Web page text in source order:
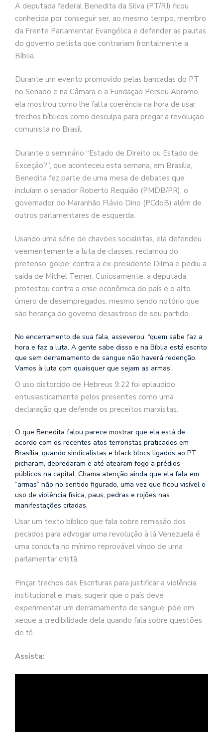
A deputada federal Benedita da Silva (PT/RJ) ficou
conhecida por conseguir ser, ao mesmo tempo, membro
da Frente Parlamentar Evangélica e defender as pautas
do governo petista que contrariam frontalmente a
Bíblia.
Durante um evento promovido pelas bancadas do PT
no Senado e na Câmara e a Fundação Perseu Abramo,
ela mostrou como lhe falta coerência na hora de usar
trechos bíblicos como desculpa para pregar a revolução
comunista no Brasil.
Durante o seminário “Estado de Direito ou Estado de
Exceção?”, que aconteceu esta semana, em Brasília,
Benedita fez parte de uma mesa de debates que
incluíam o senador Roberto Requião (PMDB/PR), o
governador do Maranhão Flávio Dino (PCdoB) além de
outros parlamentares de esquerda.
Usando uma série de chavões socialistas, ela defendeu
veementemente a luta de classes, reclamou do
pretenso ‘golpe’ contra a ex-presidente Dilma e pediu a
saída de Michel Temer. Curiosamente, a deputada
protestou contra a crise econômica do país e o alto
úmero de desempregados, mesmo sendo notório que
são herança do governo desastroso de seu partido.
No encerramento de sua fala, asseverou: “quem sabe faz a
hora e faz a luta. A gente sabe disso e na Bíblia está escrito
que sem derramamento de sangue não haverá redenção.
Vamos à luta com quaisquer que sejam as armas”.
O uso distorcido de Hebreus 9:22 foi aplaudido
entusiasticamente pelos presentes como uma
declaração que defende os preceitos marxistas.
O que Benedita falou parece mostrar que ela está de
acordo com os recentes atos terroristas praticados em
Brasília, quando sindicalistas e black blocs ligados ao PT
picharam, depredaram e até atearam fogo a prédios
públicos na capital. Chama atenção ainda que ela fala em
“armas” não no sentido figurado, uma vez que ficou visível o
uso de violência física, paus, pedras e rojões nas
manifestações citadas.
Usar um texto bíblico que fala sobre remissão dos
pecados para advogar uma revolução à lá Venezuela é
uma conduta no mínimo reprovável vindo de uma
parlamentar cristã.
Pinçar trechos das Escrituras para justificar a violência
institucional e, mais, sugerir que o país deve
experimentar um derramamento de sangue, põe em
xeque a credibilidade dela quando fala sobre questões
de fé.
Assista: